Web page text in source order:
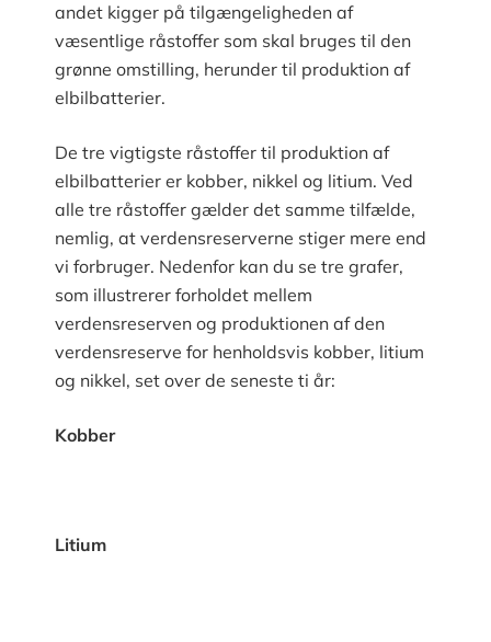
andet kigger på tilgængeligheden af
væsentlige råstoffer som skal bruges til den
grønne omstilling, herunder til produktion af
elbilbatterier.
De tre vigtigste råstoffer til produktion af
elbilbatterier er kobber, nikkel og litium. Ved
alle tre råstoffer gælder det samme tilfælde,
nemlig, at verdensreserverne stiger mere end
vi forbruger. Nedenfor kan du se tre grafer,
som illustrerer forholdet mellem
verdensreserven og produktionen af den
verdensreserve for henholdsvis kobber, litium
og nikkel, set over de seneste ti år:
Kobber
Litium